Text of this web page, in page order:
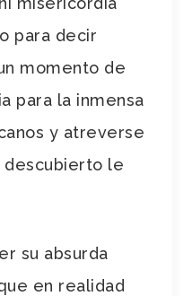
para decir
momento de
para la inmensa
y atreverse
descubierto le
su absurda
en realidad